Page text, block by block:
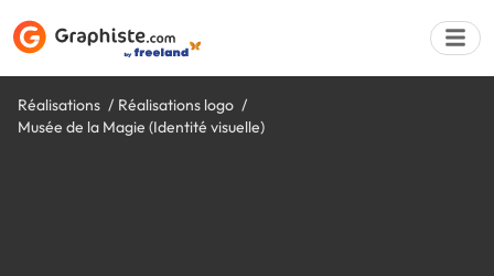
Réalisations
Réalisations logo
Musée de la Magie (Identité visuelle)